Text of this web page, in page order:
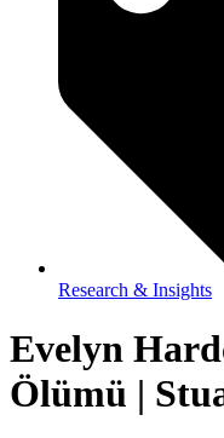
Research & Insights
Evelyn
Ölümü |